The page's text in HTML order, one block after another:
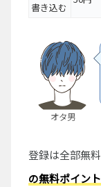
書き込む
オタ男
登録は全部無料
の無料ポイン